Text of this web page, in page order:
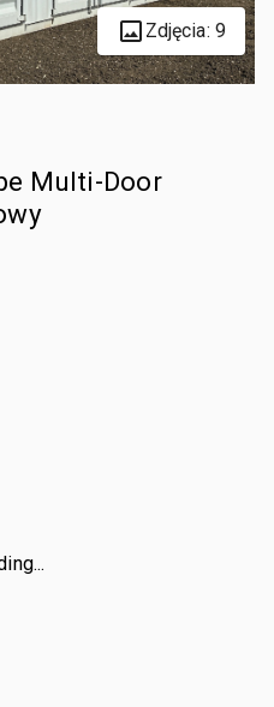
Zdjęcia: 9
Multi-Door